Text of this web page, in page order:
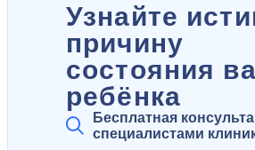
Узнайте
причину
состояния
ребёнка
Бесплатная
специалистами